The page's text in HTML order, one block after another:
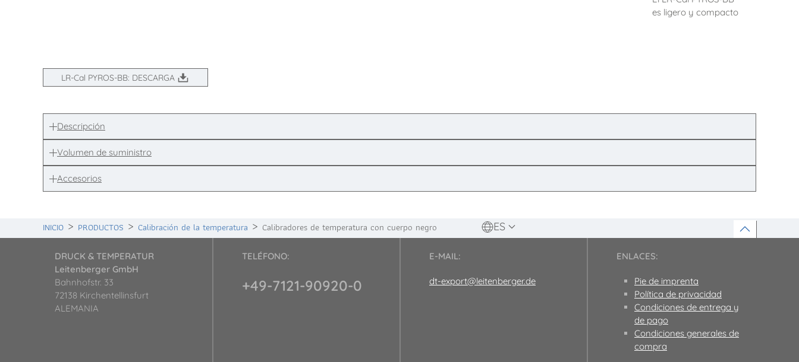
es ligero y compacto
LR-Cal PYROS-BB: DESCARGA
Descripción
Volumen de suministro
Accesorios
INICIO PRODUCTOS Calibración de la temperatura Calibradores de temperatura con cuerpo negro ES
DRUCK & TEMPERATUR
Leitenberger GmbH
Bahnhofstr. 33
72138 Kirchentellinsfurt
ALEMANIA
TELÉFONO:
+49-7121-90920-0
E-MAIL:
dt-export@leitenberger.de
ENLACES:
Pie de imprenta
Política de privacidad
Condiciones de entrega y
de pago
Condiciones generales de
compra